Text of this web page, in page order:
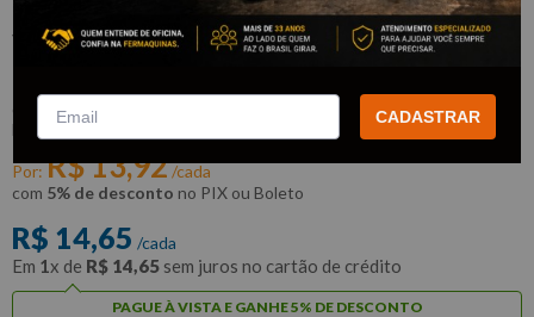
Soquete Sextavado Curto 1/2" x 21
mm - WAFT
F6393
WAFT
Por: R$13,92/cada
com 5% de desconto no PIX ou Boleto
R$ 14,65 /cada
Em 1x de R$ 14,65 sem juros no cartão de crédito
PAGUE À VISTA E GANHE 5% DE DESCONTO
CADASTRAR